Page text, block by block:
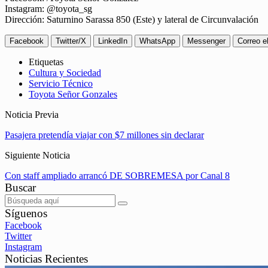
Instagram: @toyota_sg
Dirección: Saturnino Sarassa 850 (Este) y lateral de Circunvalación
Facebook Twitter/X LinkedIn WhatsApp Messenger Correo
Etiquetas
Cultura y Sociedad
Servicio Técnico
Toyota Señor Gonzales
Noticia Previa
Pasajera pretendía viajar con $7 millones sin declarar
Siguiente Noticia
Con staff ampliado arrancó DE SOBREMESA por Canal 8
Buscar
Síguenos
Facebook
Twitter
Instagram
Noticias Recientes